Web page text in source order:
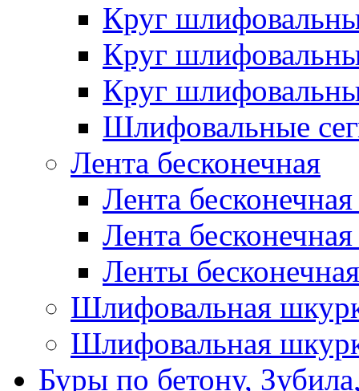
Круг
Круг
Круг
Шлифовальные
Лента бесконечная
Лента
Лента
Ленты
Шлифовальная
Шлифовальная
Буры по бетону,